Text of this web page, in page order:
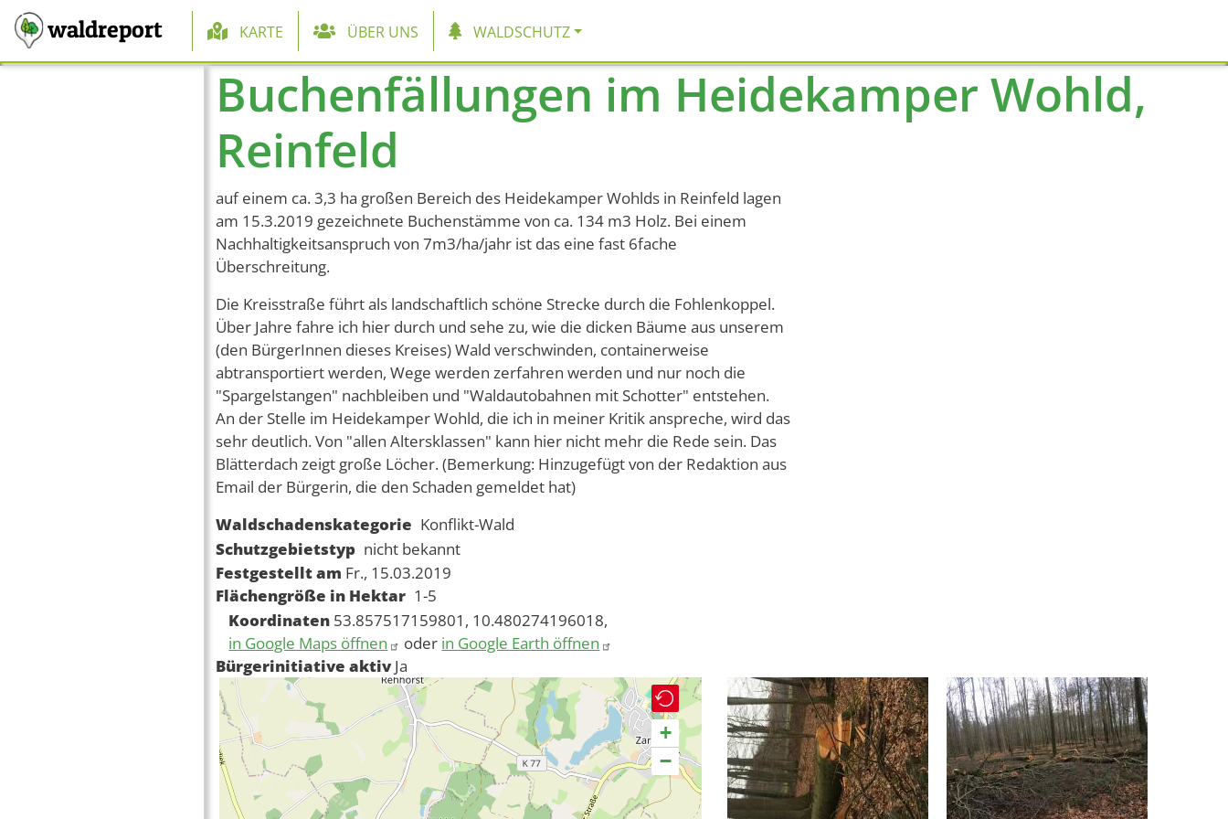
waldreport Hauptnavigation
KARTE ÜBER UNS WALDSCHUTZ
Buchenfällungen im Heidekamper Wohld,
Reinfeld
auf einem ca. 3,3 ha großen Bereich des Heidekamper Wohlds in Reinfeld lagen
am 15.3.2019 gezeichnete Buchenstämme von ca. 134 m3 Holz. Bei einem
Nachhaltigkeitsanspruch von 7m3/ha/jahr ist das eine fast 6fache
Überschreitung.
Die Kreisstraße führt als landschaftlich schöne Strecke durch die Fohlenkoppel.
Über Jahre fahre ich hier durch und sehe zu, wie die dicken Bäume aus unserem
(den BürgerInnen dieses Kreises) Wald verschwinden, containerweise
abtransportiert werden, Wege werden zerfahren werden und nur noch die
"Spargelstangen" nachbleiben und "Waldautobahnen mit Schotter" entstehen.
An der Stelle im Heidekamper Wohld, die ich in meiner Kritik anspreche, wird das
sehr deutlich. Von "allen Altersklassen" kann hier nicht mehr die Rede sein. Das
Blätterdach zeigt große Löcher. (Bemerkung: Hinzugefügt von der Redaktion aus
Email der Bürgerin, die den Schaden gemeldet hat)
Waldschadenskategorie Konflikt-Wald
Schutzgebietstyp nicht bekannt
Festgestellt am Fr., 15.03.2019
Flächengröße in Hektar 1-5
Koordinaten 53.857517159801, 10.480274196018,
in Google Maps öffnen
oder in Google Earth öffnen
Bürgerinitiative aktiv Ja
+
−